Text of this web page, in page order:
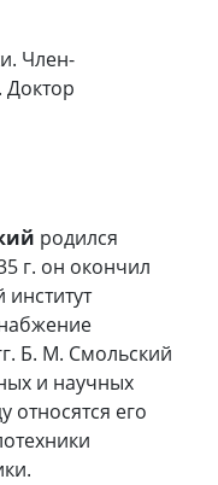
Член-
Доктор
родился
г. он окончил
Б. М. Смольский
и научных
относятся его